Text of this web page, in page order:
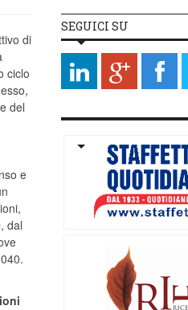
di
ciclo
del
e
, dal
SEGUICI SU